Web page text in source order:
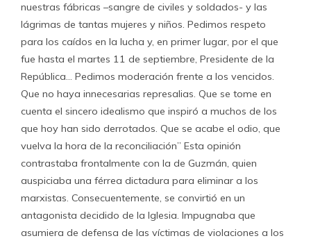
nuestras fábricas –sangre de civiles y soldados- y las
lágrimas de tantas mujeres y niños. Pedimos respeto
para los caídos en la lucha y, en primer lugar, por el que
fue hasta el martes 11 de septiembre, Presidente de la
República… Pedimos moderación frente a los vencidos.
Que no haya innecesarias represalias. Que se tome en
cuenta el sincero idealismo que inspiró a muchos de los
que hoy han sido derrotados. Que se acabe el odio, que
vuelva la hora de la reconciliación” Esta opinión
contrastaba frontalmente con la de Guzmán, quien
auspiciaba una férrea dictadura para eliminar a los
marxistas. Consecuentemente, se convirtió en un
antagonista decidido de la Iglesia. Impugnaba que
asumiera de defensa de las víctimas de violaciones a los